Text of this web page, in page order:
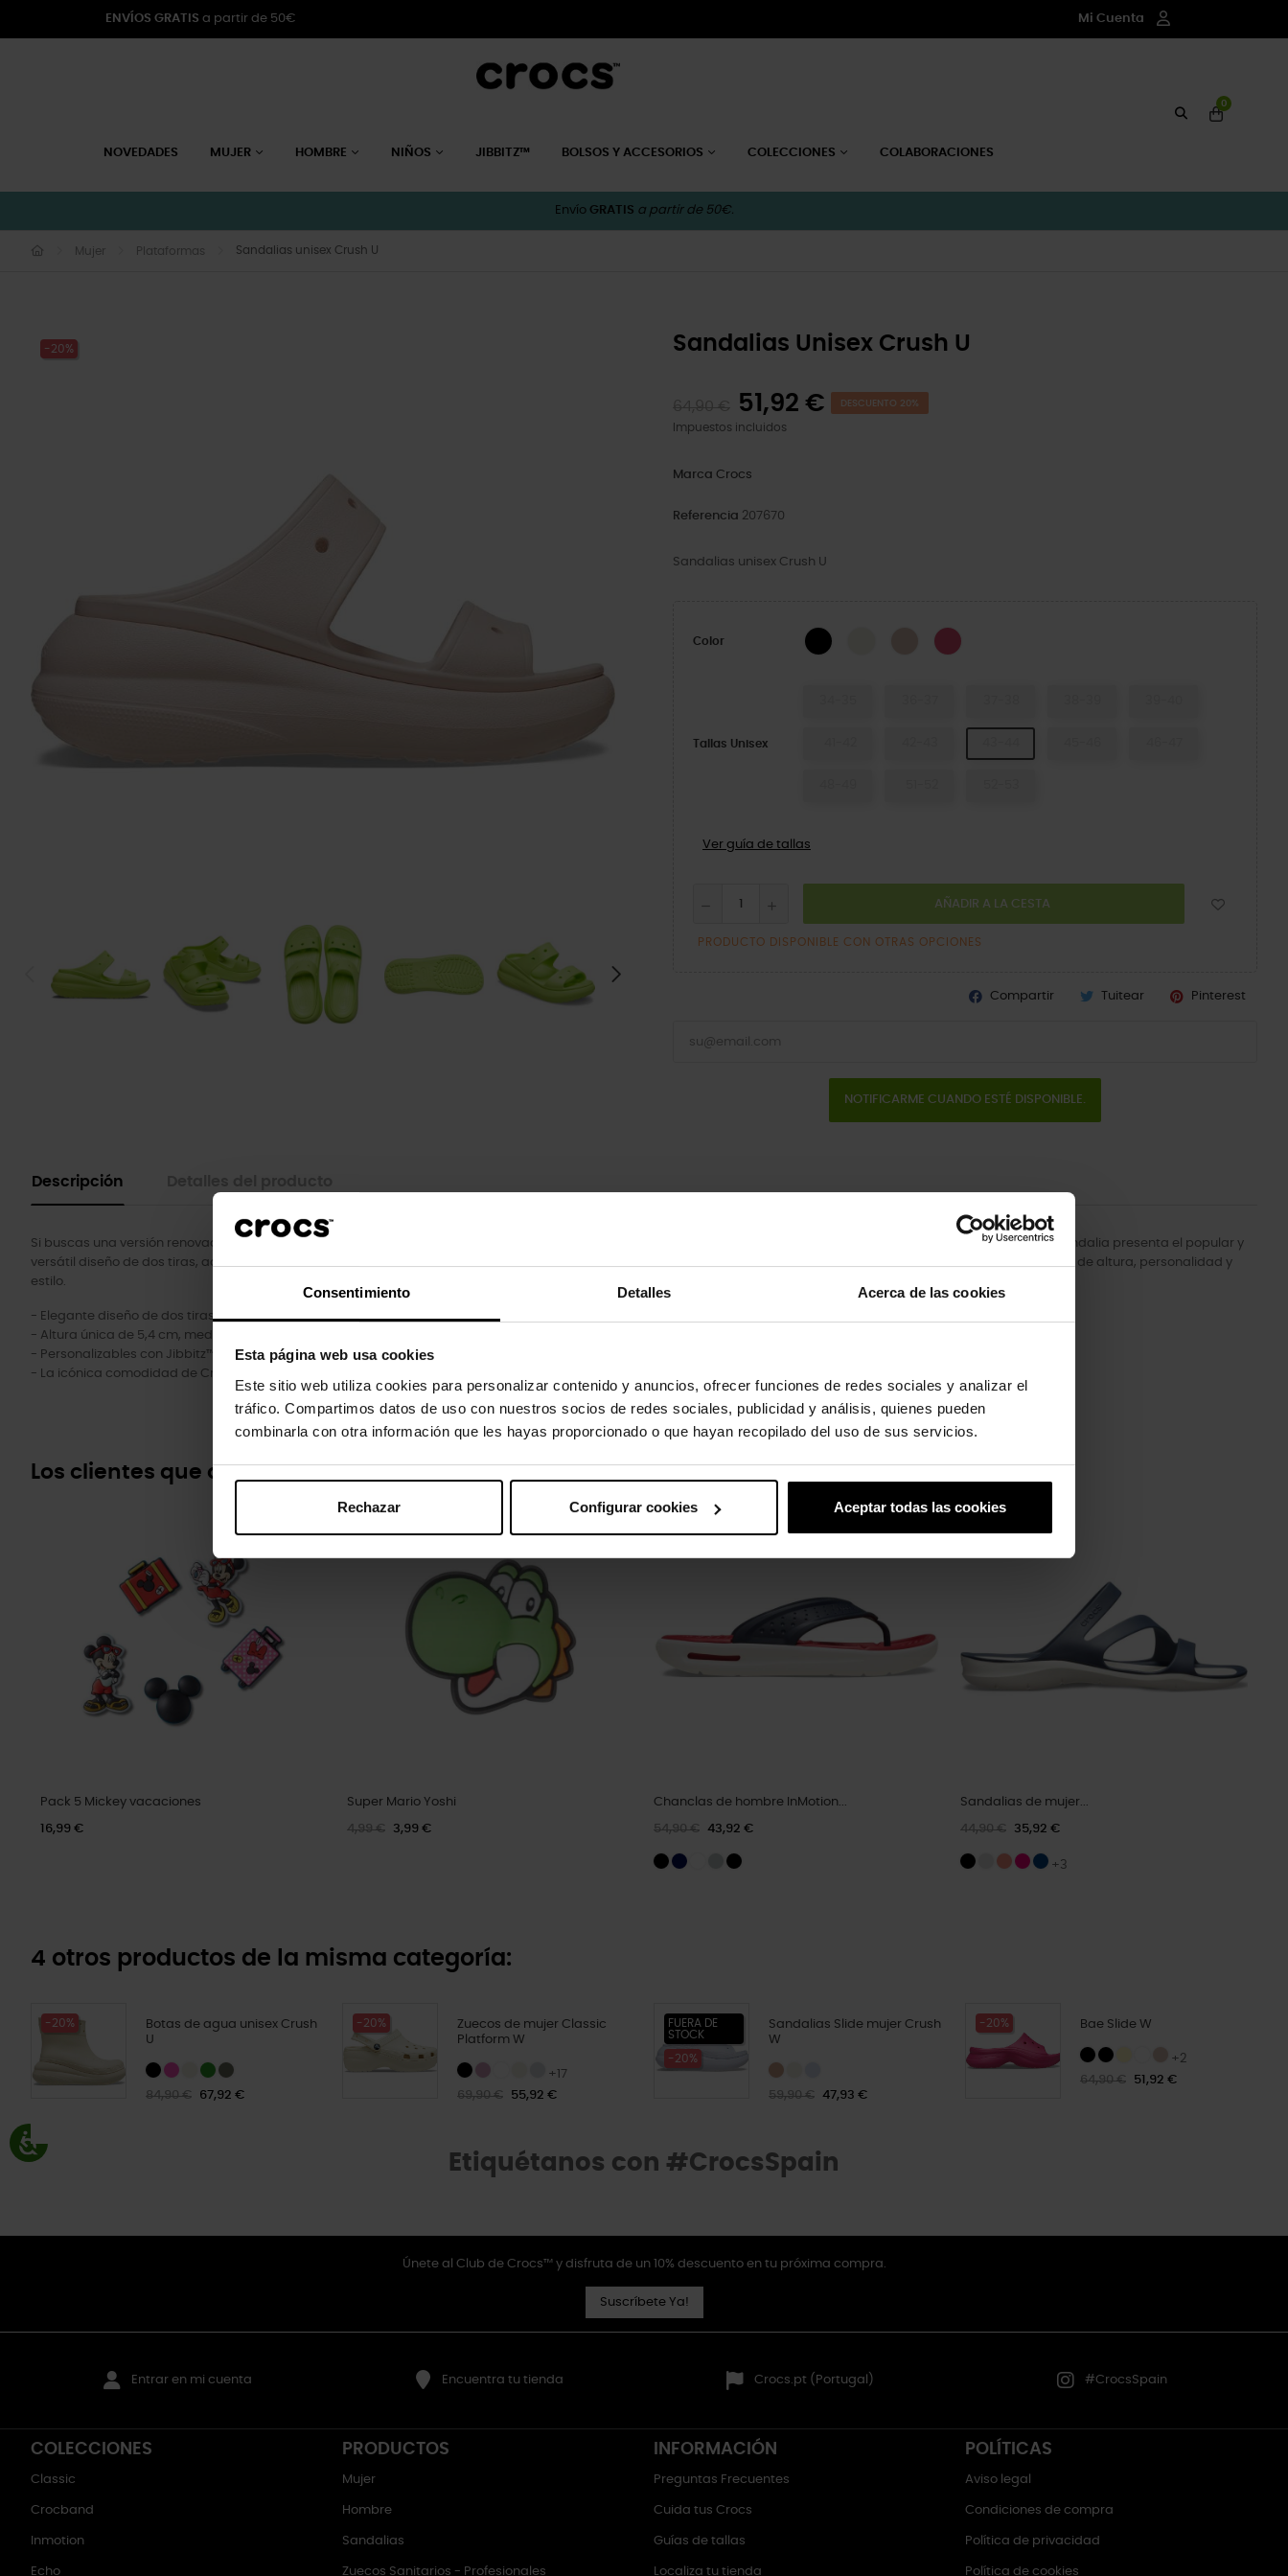
Consentimiento Detalles Acerca de las cookies
Esta página web usa cookies
Este sitio web utiliza cookies para personalizar contenido y anuncios, ofrecer funciones de redes sociales y analizar el
tráfico. Compartimos datos de uso con nuestros socios de redes sociales, publicidad y análisis, quienes pueden
combinarla con otra información que les hayas proporcionado o que hayan recopilado del uso de sus servicios.
Rechazar Configurar cookies Aceptar todas las cookies
ENVÍOS GRATIS a partir de 50€ Mi Cuenta
NOVEDADES MUJER HOMBRE NIÑOS JIBBITZ™ BOLSOS Y ACCESORIOS COLECCIONES COLABORACIONES
0
Envío GRATIS a partir de 50€.
Mujer Plataformas Sandalias unisex Crush U
-20% Sandalias Unisex Crush U
51,92 € DESCUENTO 20%
Impuestos incluidos
Marca Crocs
Referencia 207670
Sandalias unisex Crush U
Color Black QuartzDragon Fruit
Tallas Unisex
Ver guía de tallas
AÑADIR A LA CESTA
PRODUCTO DISPONIBLE CON OTRAS OPCIONES
Compartir Tuitear Pinterest
NOTIFICARME CUANDO ESTÉ DISPONIBLE.
Descripción
Si buscas una versión renovada de tu sandalia favorita, no te pierdas la Classic Crush Sandal. Con un poco más de altura y un diseño atrevido, esta nueva y dinámica sandalia presenta el popular y
versátil diseño de dos tiras, además de orificios para Jibbitz™ en las tiras para que puedas personalizarla. La comodidad de Crocs que tanto te gusta, con un toque extra de altura, personalidad y
estilo.
- Elegante diseño de dos tiras.
- Altura única de 5,4 cm, medida desde el suelo hasta el reposatalón.
- Personalizables con Jibbitz™.
- La icónica comodidad de Crocs™: ligeras. Flexibles. Comodidad en 360 grados.
Los clientes que compraron este producto también han comprado:
Pack 5 Mickey vacaciones
16,99 €
-20%
Super Mario Yoshi
4,99 € 3,99 €
-20%
Chanclas de hombre InMotion...
54,90 € 43,92 €
-20%
Sandalias de mujer...
44,90 € 35,92 €
+3
4 otros productos de la misma categoría:
-20%
Botas de agua unisex Crush
U
84,90 € 67,92 €
-20%
Zuecos de mujer Classic
Platform W
+17
69,90 €
55,92 €
FUERA DE
STOCK
-20%
Sandalias Slide mujer Crush
W
59,90 € 47,93 €
-20% Bae Slide W
+2
64,90 €
51,92 €
Etiquétanos con #CrocsSpain
Únete al Club de Crocs™ y disfruta de un 10% descuento en tu próxima compra.
Suscríbete Ya!
Entrar en mi cuenta Encuentra tu tienda Crocs.pt (Portugal) #CrocsSpain
COLECCIONES
Classic
Crocband
Inmotion
Echo
PRODUCTOS
Mujer
Hombre
Sandalias
Zuecos Sanitarios - Profesionales
INFORMACIÓN
Preguntas Frecuentes
Cuida tus Crocs
Guías de tallas
Localiza tu tienda
POLÍTICAS
Aviso legal
Condiciones de compra
Política de privacidad
Política de cookies